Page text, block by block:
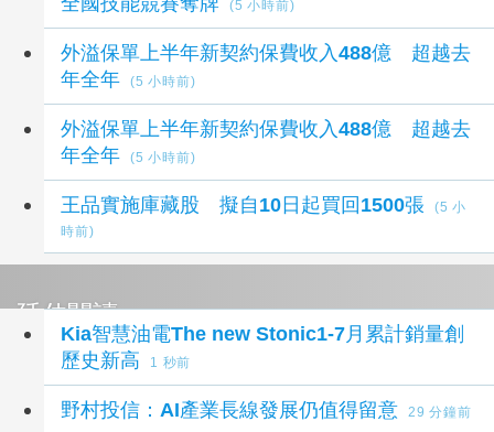
(5 小時前)
外溢保單上半年新契約保費收入488億 超越去
年全年
(5 小時前)
外溢保單上半年新契約保費收入488億 超越去
年全年
(5 小時前)
王品實施庫藏股 擬自10日起買回1500張
(5 小
時前)
延伸閱讀
Kia智慧油電The new Stonic1-7月累計銷量創
歷史新高
1 秒前
野村投信：AI產業長線發展仍值得留意 29 分鐘前